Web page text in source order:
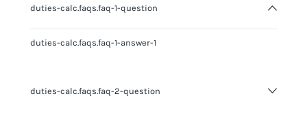
duties-calc.faqs.faq-1-question
duties-calc.faqs.faq-1-answer-1
duties-calc.faqs.faq-2-question